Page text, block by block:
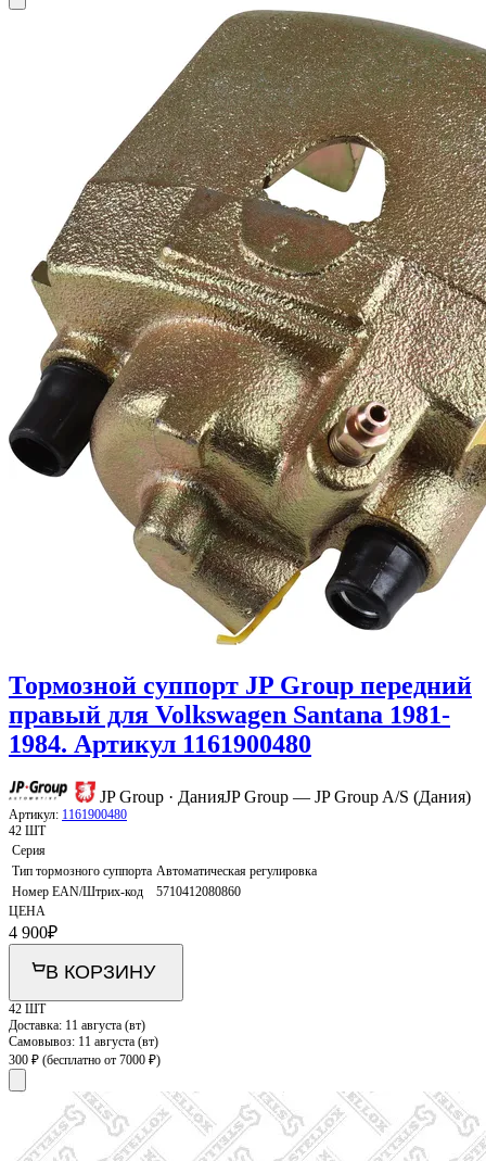
Тормозной суппорт JP Group передний
правый для Volkswagen Santana 1981-
1984. Артикул 1161900480
JP Group · ДанияJP Group — JP Group A/S (Дания)
Артикул: 1161900480
42 ШТ
Серия
Тип тормозного суппорта Автоматическая регулировка
Номер EAN/Штрих-код
5710412080860
ЦЕНА
4 900₽
В КОРЗИНУ
42 ШТ
Доставка: 11 августа (вт)
Самовывоз: 11 августа (вт)
300 ₽ (бесплатно от 7000 ₽)